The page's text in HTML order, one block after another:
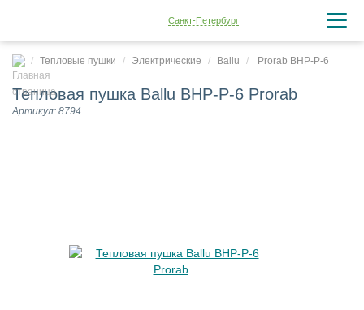
Санкт-Петербург
Тепловые пушки Электрические Ballu Prorab BHP-P-6
Тепловая пушка Ballu BHP-P-6 Prorab
Артикул: 8794